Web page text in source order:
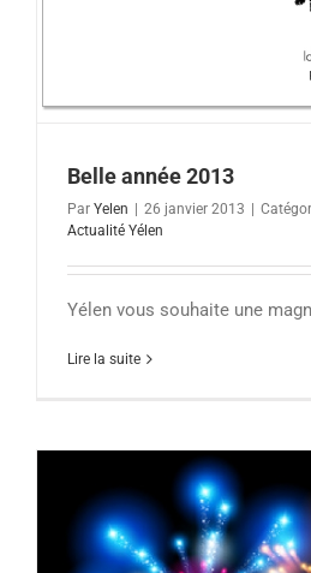
Belle année 2013
Par Yelen 26 janvier 2013
Actualité Yélen
Yélen vous souhaite une
Lire la suite